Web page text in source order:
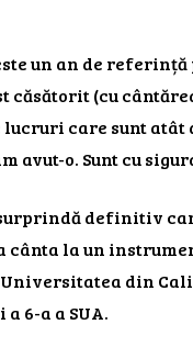
un an de
căsătorit (cu
care sunt atât
avut-o. Sunt cu
definitiv
la un
din
6-a a SUA.